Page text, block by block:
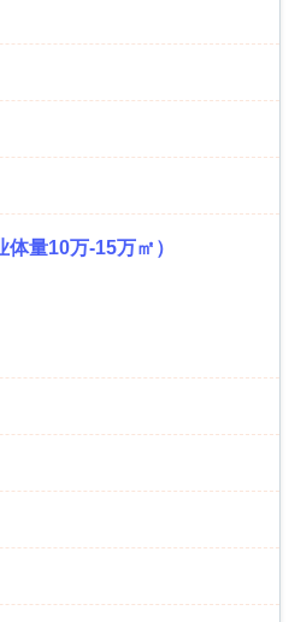
量10万-15万㎡）